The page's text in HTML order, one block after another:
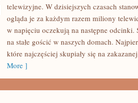
FILMY
ONLINE
DARMO
telewizyjne. W dzisiejszych czasach
ogląda je za każdym razem miliony
w napięciu oczekują na następne odcinki.
na stałe gościć w naszych domach.
które najczęściej skupiały się na
More ]